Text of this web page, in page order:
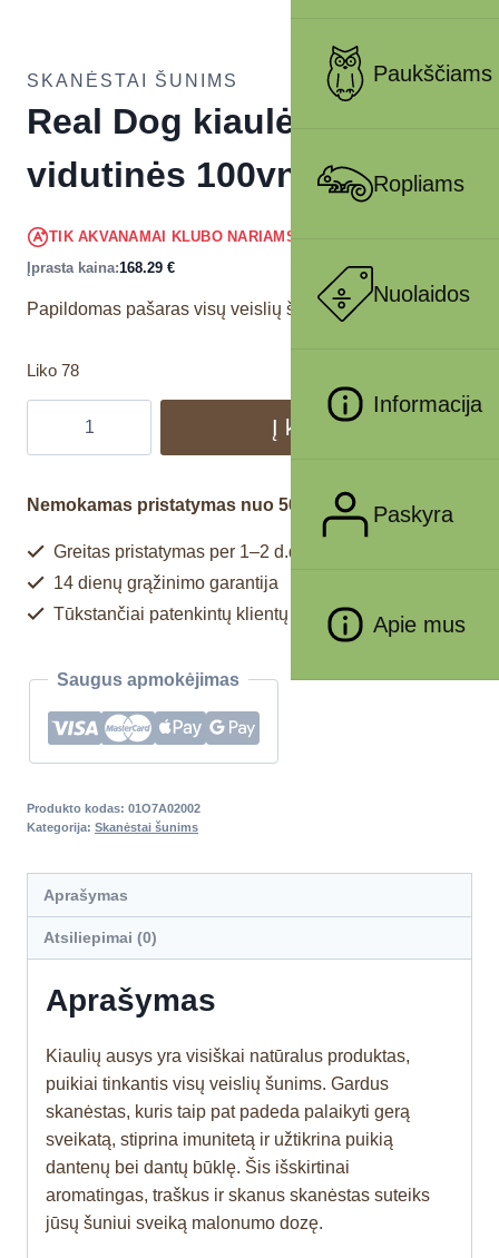
Paukščiams
Ropliams
Nuolaidos
Informacija
Paskyra
Apie mus
SKANĖSTAI ŠUNIMS
Real Dog kiaulės ausys
vidutinės 100vnt.
TIK AKVANAMAI KLUBO NARIAMS
Įprasta kaina:168.29 €
Papildomas pašaras visų veislių šunims.
Liko 78
Į krepšelį
Nemokamas pristatymas nuo 50€
Greitas pristatymas per 1–2 d.d.
14 dienų grąžinimo garantija
Tūkstančiai patenkintų klientų
Saugus apmokėjimas
Produkto kodas: 01O7A02002
Kategorija: Skanėstai šunims
Aprašymas
Atsiliepimai (0)
Aprašymas
Kiaulių ausys yra visiškai natūralus produktas,
puikiai tinkantis visų veislių šunims. Gardus
skanėstas, kuris taip pat padeda palaikyti gerą
sveikatą, stiprina imunitetą ir užtikrina puikią
dantenų bei dantų būklę. Šis išskirtinai
aromatingas, traškus ir skanus skanėstas suteiks
jūsų šuniui sveiką malonumo dozę.